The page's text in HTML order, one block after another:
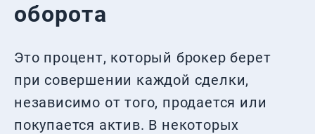
оборота
Это процент, который брокер берет
при совершении каждой сделки,
независимо от того, продается или
покупается актив. В некоторых